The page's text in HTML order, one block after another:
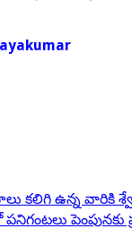
కలిగి ఉన్న వారికి